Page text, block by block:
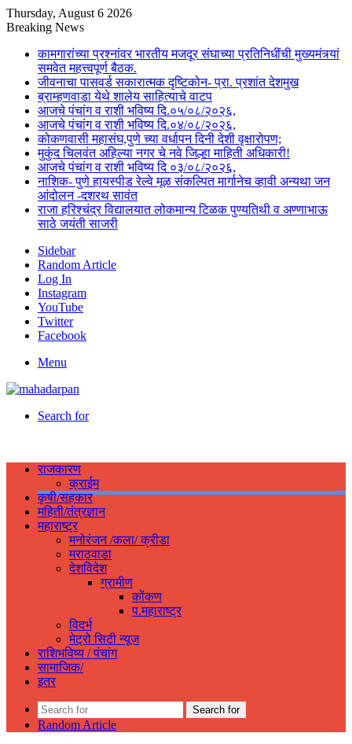
Thursday, August 6 2026
Breaking News
कामगारांच्या प्रश्नांवर भारतीय मजदूर संघाच्या प्रतिनिधींची मुख्यमंत्र्यां
समवेत महत्त्वपूर्ण बैठक.
जीवनाचा पासवर्ड सकारात्मक दृष्टिकोन- प्रा. प्रशांत देशमुख
ब्राम्हणवाडा येथे शालेय साहित्याचे वाटप
आजचे पंचांग व राशी भविष्य दि.०५/०८/२०२६,
आजचे पंचांग व राशी भविष्य दि.०४/०८/२०२६,
कोकणवासी महासंघ,पुणे च्या वर्धापन दिनी देशी वृक्षारोपण;
मुकुंद चिलवंत अहिल्या नगर चे नवे जिल्हा माहिती अधिकारी!
आजचे पंचांग व राशी भविष्य दि ०३/०८/२०२६,
नाशिक- पुणे हायस्पीड रेल्वे मूळ संकल्पित मार्गानेच व्हावी अन्यथा जन
आंदोलन -दशरथ सावंत
राजा हरिश्चंद्र विद्यालयात लोकमान्य टिळक पुण्यतिथी व अण्णाभाऊ
साठे जयंती साजरी
Sidebar
Random Article
Log In
Instagram
YouTube
Twitter
Facebook
Menu
Search for
राजकारण
क्राईम
कृषी/सहकार
महिती/तंत्रज्ञान
महाराष्ट्र
मनोरंजन /कला/ क्रीडा
मराठवाडा
देशविदेश
ग्रामीण
कोंकण
प.महाराष्ट्र
विदर्भ
मेट्रो सिटी न्यूज
राशिभविष्य / पंचांग
सामाजिक/
इतर
Search for
Random Article